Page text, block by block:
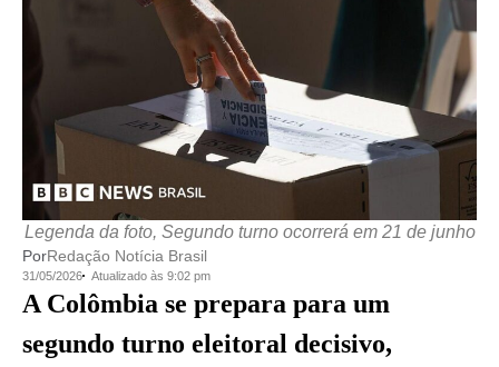
Legenda da foto, Segundo turno ocorrerá em 21 de junho
PorRedação Notícia Brasil
31/05/2026 Atualizado às 9:02 pm
A Colômbia se prepara para um
segundo turno eleitoral decisivo,